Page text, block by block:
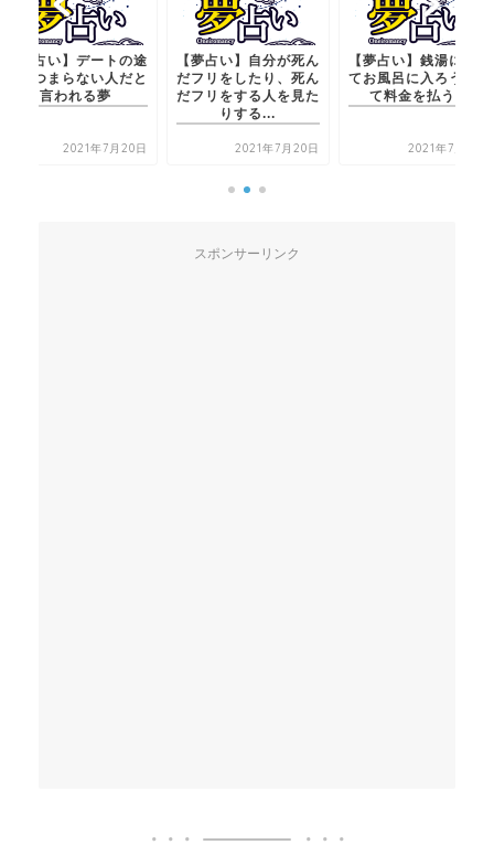
【夢占い】自分が死ん
だフリをしたり、死ん
だフリをする人を見た
2021年7月20日
【夢占い】銭湯に行っ
てお風呂に入ろうとし
て料金を払う夢
2021年7月21日
【夢占い】デートの
中につまらない人だ
2021年7月
スポンサーリンク